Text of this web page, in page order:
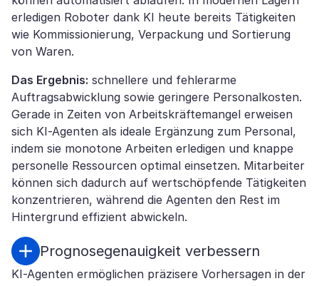
erledigen Roboter dank KI heute bereits Tätigkeiten
wie Kommissionierung, Verpackung und Sortierung
von Waren.
Das Ergebnis: schnellere und fehlerarme
Auftragsabwicklung sowie geringere Personalkosten.
Gerade in Zeiten von Arbeitskräftemangel erweisen
sich KI-Agenten als ideale Ergänzung zum Personal,
indem sie monotone Arbeiten erledigen und knappe
personelle Ressourcen optimal einsetzen. Mitarbeiter
können sich dadurch auf wertschöpfende Tätigkeiten
konzentrieren, während die Agenten den Rest im
Hintergrund effizient abwickeln.
Prognosegenauigkeit verbessern
KI-Agenten ermöglichen präzisere Vorhersagen in der